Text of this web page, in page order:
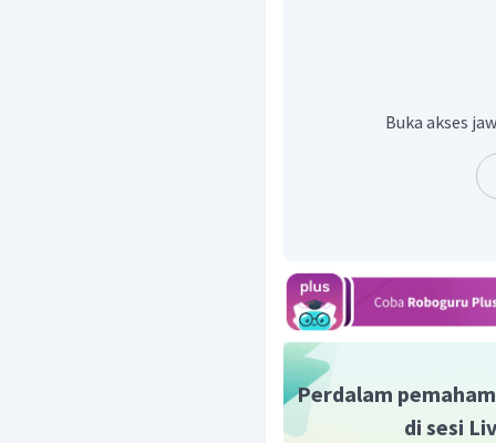
padatannya dilarutkan
Dengan demikian,
tersebut adalah dalam
ionnya.
Jadi, jawaban yang
Buka akses
Perdalam
di sesi